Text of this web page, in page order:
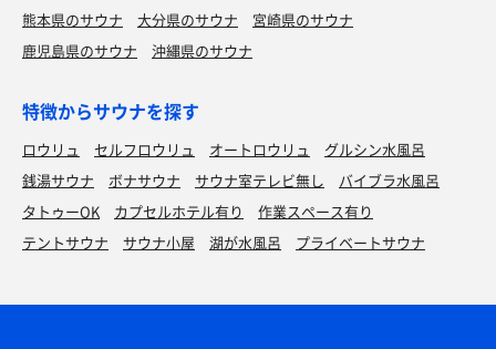
熊本県のサウナ
大分県のサウナ
宮崎県のサウナ
鹿児島県のサウナ
沖縄県のサウナ
特徴からサウナを探す
ロウリュ セルフロウリュ オートロウリュ
グルシン水風呂
銭湯サウナ
ボナサウナ サウナ室テレビ無し
バイブラ水風呂
タトゥーOK
カプセルホテル有り
作業スペース有り
テントサウナ
サウナ小屋 湖が水風呂 プライベートサウナ